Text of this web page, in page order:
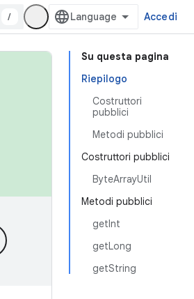
/ Accedi
Su questa pagina
Riepilogo
Costruttori
pubblici
Metodi pubblici
Costruttori pubblici
ByteArrayUtil
Metodi pubblici
getInt
getLong
getString